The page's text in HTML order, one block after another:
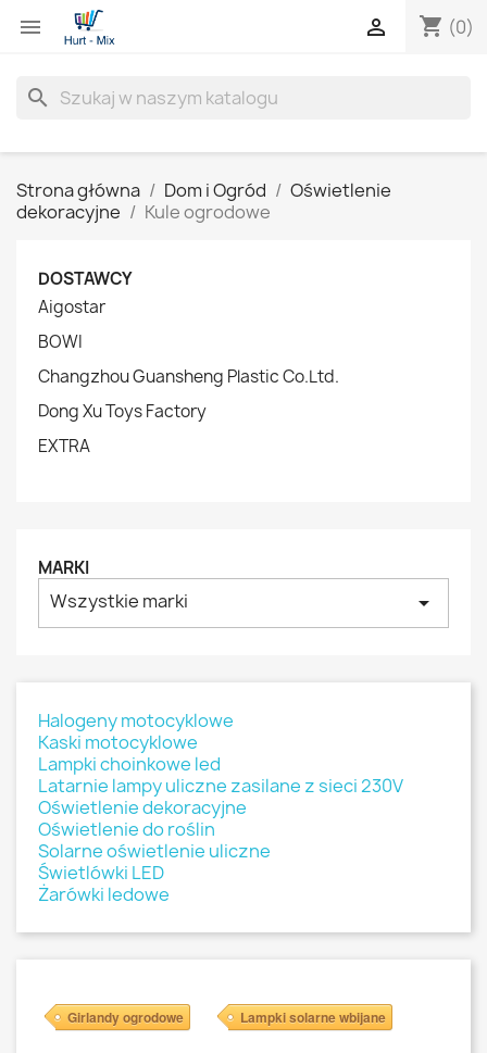
 shopping_cart (0)

search
Strona główna Dom i Ogród
Oświetlenie
dekoracyjne
Kule ogrodowe
DOSTAWCY
Aigostar
BOWI
Changzhou Guansheng Plastic Co.Ltd.
Dong Xu Toys Factory
EXTRA
MARKI
Wszystkie marki arrow_drop_down
Halogeny motocyklowe
Kaski motocyklowe
Lampki choinkowe led
Latarnie lampy uliczne zasilane z sieci 230V
Oświetlenie dekoracyjne
Oświetlenie do roślin
Solarne oświetlenie uliczne
Świetlówki LED
Żarówki ledowe
Girlandy ogrodowe Lampki solarne wbijane